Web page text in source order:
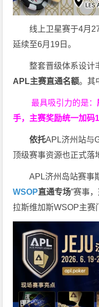
线上卫星赛于4月
延续至6月19日。
整套晋级体系设计
APL主赛直通名额。其
最具吸引力的是：
手，主赛奖励统一加码
依托APL济州站与
顶级赛事资源也正式落
APL济州岛站赛事
WSOP直通专场”赛事
拉斯维加斯WSOP主赛